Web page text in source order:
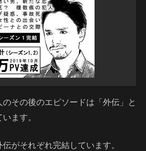
のその後のエピソードは「外伝」と
ます。
がそれぞれ完結しています。